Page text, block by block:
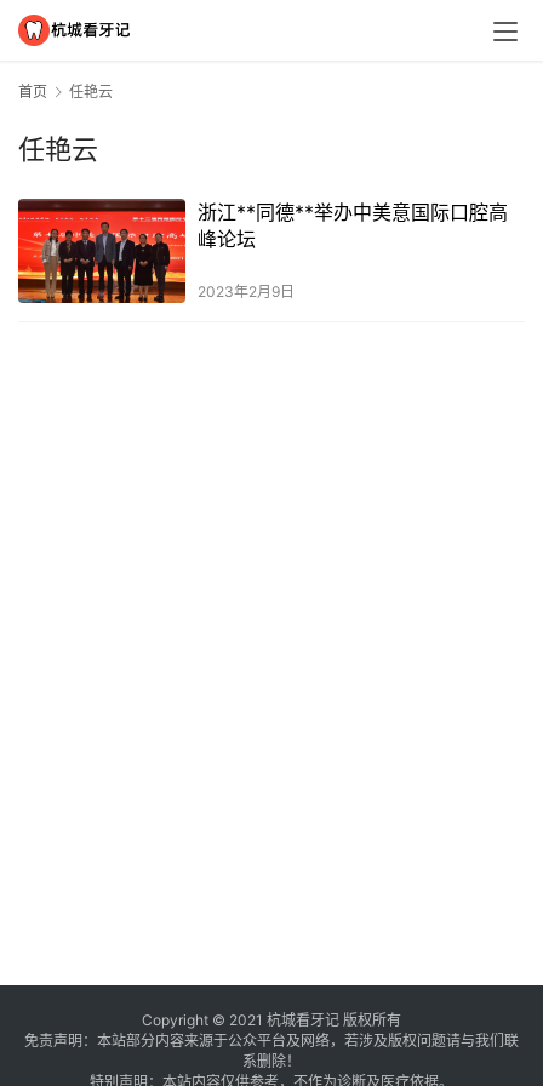
首页 任艳云
任艳云
浙江**同德**举办中美意国际口腔高
峰论坛
2023年2月9日
Copyright © 2021 杭城看牙记 版权所有
免责声明：本站部分内容来源于公众平台及网络，若涉及版权问题请与我们联
系删除！
特别声明：本站内容仅供参考，不作为诊断及医疗依据。